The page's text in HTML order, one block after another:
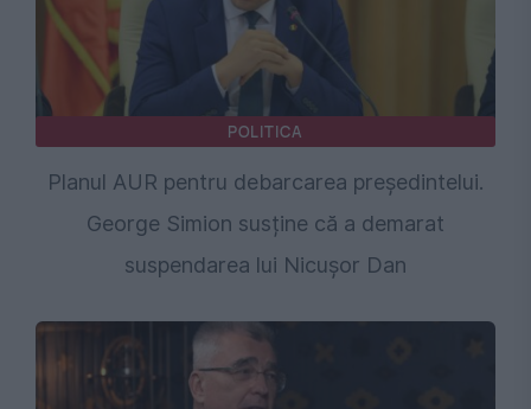
POLITICA
Planul AUR pentru debarcarea președintelui.
George Simion susține că a demarat
suspendarea lui Nicușor Dan